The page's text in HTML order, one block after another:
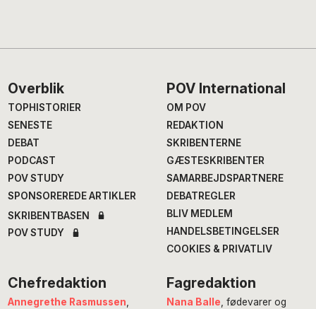
Footer
Overblik
TOPHISTORIER
SENESTE
DEBAT
PODCAST
POV STUDY
SPONSOREREDE ARTIKLER
SKRIBENTBASEN
POV STUDY
POV International
OM POV
REDAKTION
SKRIBENTERNE
GÆSTESKRIBENTER
SAMARBEJDSPARTNERE
DEBATREGLER
BLIV MEDLEM
HANDELSBETINGELSER
COOKIES & PRIVATLIV
Chefredaktion
Annegrethe Rasmussen
Fagredaktion
Nana Balle , fødevarer og